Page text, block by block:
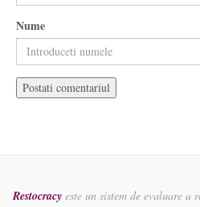
Nume
Restocracy este un sistem de evaluare a